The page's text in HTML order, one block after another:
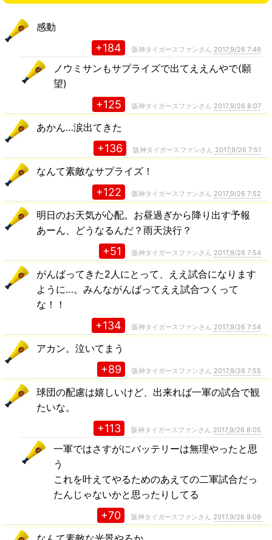
感動
+184 阪神タイガースファンさん 2017,9/26 7:49
ノウミサンもサプライズで出てええんやで(願
望)
+125 阪神タイガースファンさん 2017,9/26 8:07
あかん…涙出てきた
+136 阪神タイガースファンさん 2017,9/26 7:51
なんて素敵なサプライズ！
+122 阪神タイガースファンさん 2017,9/26 7:52
明日のお天気が心配。お昼過ぎから降り出す予報
あーん、どうなるんだ？雨天決行？
+51 阪神タイガースファンさん 2017,9/26 7:54
がんばってきた2人にとって、ええ試合になります
ように…。みんながんばってええ試合つくって
な！！
+134 阪神タイガースファンさん 2017,9/26 7:54
アカン。泣いてまう
+89 阪神タイガースファンさん 2017,9/26 7:55
球団の配慮は嬉しいけど、出来れば一軍の試合で観
たいな。
+113 阪神タイガースファンさん 2017,9/26 8:05
一軍ではさすがにバッテリーは無理やったと思
う
これを叶えてやるためのあえての二軍試合だっ
たんじゃないかと思ったりしてる
+70 阪神タイガースファンさん 2017,9/26 9:09